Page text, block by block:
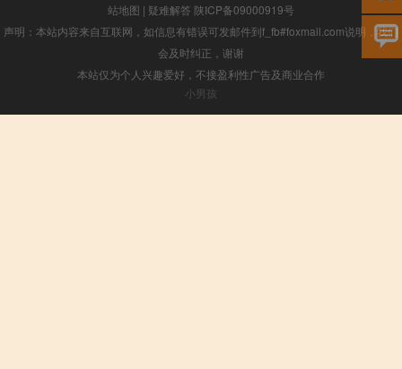
站地图 | 疑难解答 陕ICP备09000919号
声明：本站内容来自互联网，如信息有错误可发邮件到f_fb#foxmail.com说明，我们
会及时纠正，谢谢
本站仅为个人兴趣爱好，不接盈利性广告及商业合作
小男孩